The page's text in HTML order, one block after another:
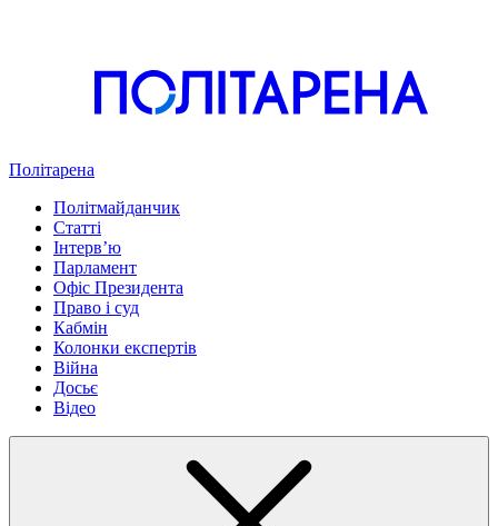
Політарена
Політмайданчик
Статті
Інтервʼю
Парламент
Офіс Президента
Право і суд
Кабмін
Колонки експертів
Війна
Досьє
Відео